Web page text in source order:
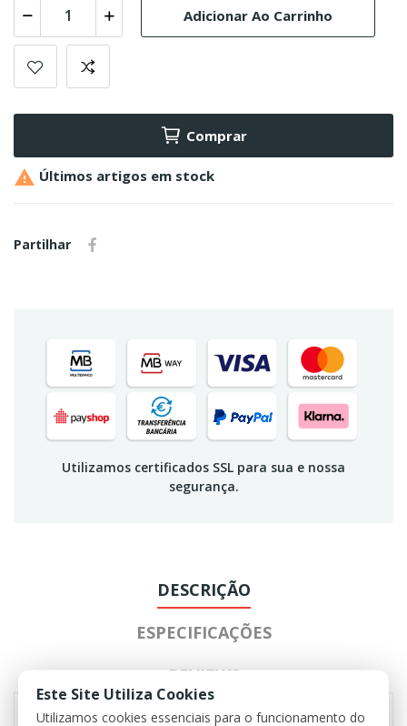
Adicionar Ao Carrinho
Comprar
 Últimos artigos em stock
Partilhar
Utilizamos certificados SSL para sua e nossa
segurança.
DESCRIÇÃO
ESPECIFICAÇÕES
REVIEWS
Este Site Utiliza Cookies
Utilizamos cookies essenciais para o funcionamento do